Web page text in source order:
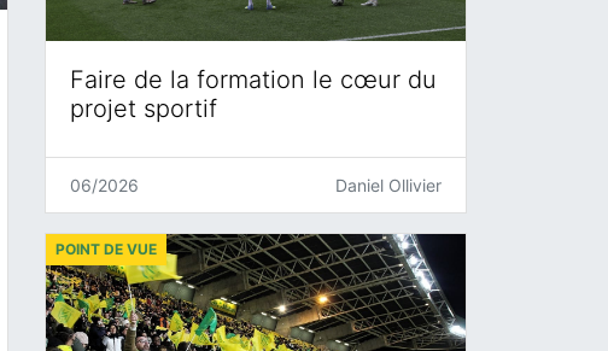
Faire de la formation le cœur du
projet sportif
06/2026 Daniel Ollivier
POINT DE VUE